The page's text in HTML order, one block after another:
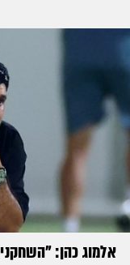
אלמוג כהן: